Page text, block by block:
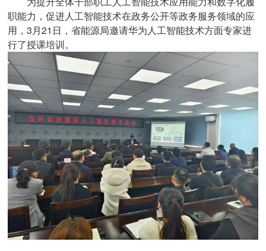
职能力，促进人工智能技术在政务公开等政务服务领域的应
用，3月21日，省能源局邀请华为人工智能技术方面专家进
行了授课培训。